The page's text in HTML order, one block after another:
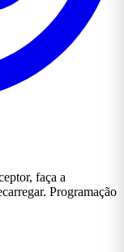
faça a
Programação